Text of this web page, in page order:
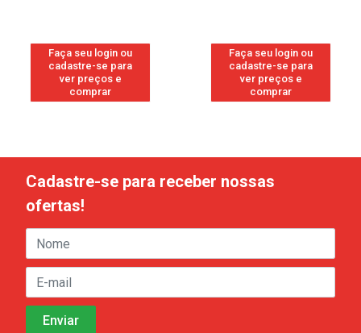
Faça seu login ou
cadastre-se para
ver preços e
comprar
Faça seu login ou
cadastre-se para
ver preços e
comprar
Cadastre-se para receber nossas
ofertas!